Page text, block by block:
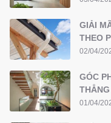
GIẢI
THEO
02/04/
GÓC
01/04/